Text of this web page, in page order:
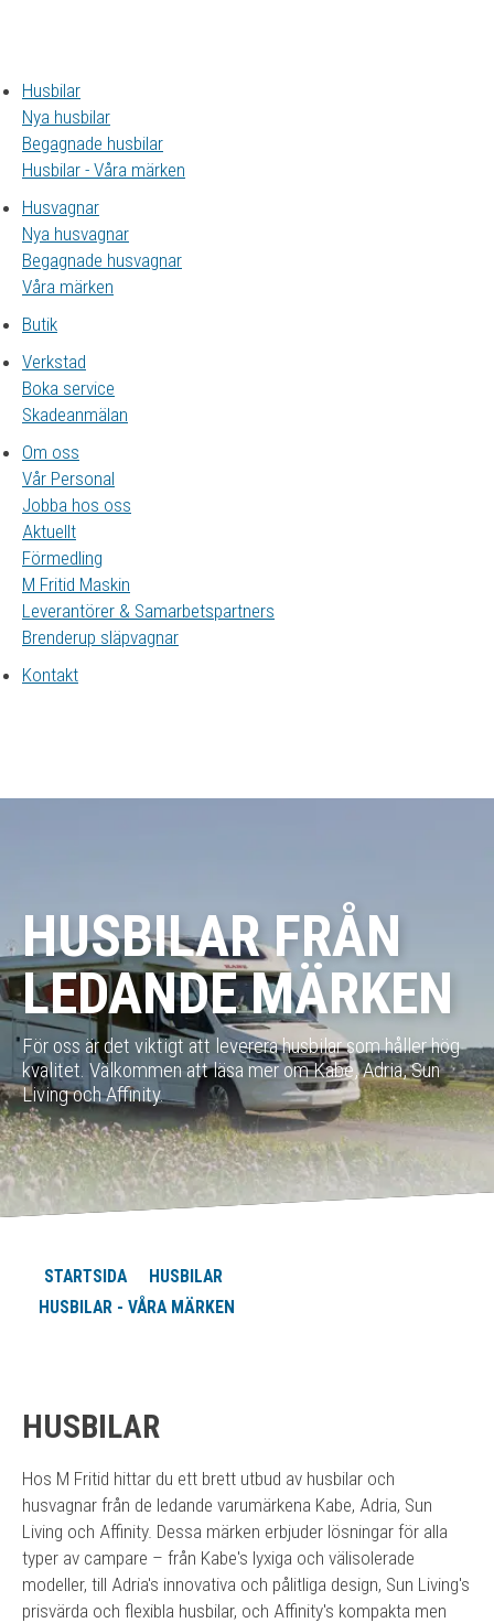
Husbilar
Nya husbilar
Begagnade husbilar
Husbilar - Våra märken
Husvagnar
Nya husvagnar
Begagnade husvagnar
Våra märken
Butik
Verkstad
Boka service
Skadeanmälan
Om oss
Vår Personal
Jobba hos oss
Aktuellt
Förmedling
M Fritid Maskin
Leverantörer & Samarbetspartners
Brenderup släpvagnar
Kontakt
HUSBILAR FRÅN
LEDANDE MÄRKEN
För oss är det viktigt att leverera husbilar som håller hög
kvalitet. Välkommen att läsa mer om Kabe, Adria, Sun
Living och Affinity.
STARTSIDA
HUSBILAR
HUSBILAR - VÅRA MÄRKEN
HUSBILAR
Hos M Fritid hittar du ett brett utbud av husbilar och
husvagnar från de ledande varumärkena Kabe, Adria, Sun
Living och Affinity. Dessa märken erbjuder lösningar för alla
typer av campare – från Kabe's lyxiga och välisolerade
modeller, till Adria's innovativa och pålitliga design, Sun Living's
prisvärda och flexibla husbilar, och Affinity's kompakta men